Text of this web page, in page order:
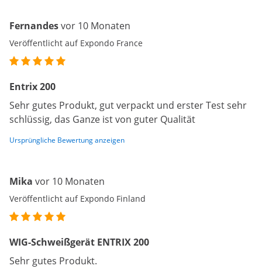
Fernandesvor 10 Monaten
Veröffentlicht auf Expondo France
Entrix 200
Sehr gutes Produkt, gut verpackt und erster Test sehr
schlüssig, das Ganze ist von guter Qualität
Ursprüngliche Bewertung anzeigen
Mika vor 10 Monaten
Veröffentlicht auf Expondo Finland
WIG-Schweißgerät ENTRIX 200
Sehr gutes Produkt.